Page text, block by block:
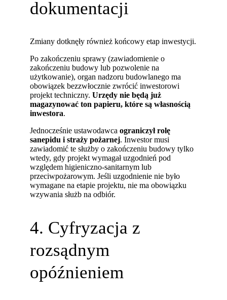
dokumentacji
Zmiany dotknęły również końcowy etap inwestycji.
Po zakończeniu sprawy (zawiadomienie o
zakończeniu budowy lub pozwolenie na
użytkowanie), organ nadzoru budowlanego ma
obowiązek bezzwłocznie zwrócić inwestorowi
projekt techniczny.Urzędy nie będą już
magazynować ton papieru, które są własnością
inwestora.
Jednocześnie ustawodawcaograniczył rolę
sanepidu i straży pożarnej. Inwestor musi
zawiadomić te służby o zakończeniu budowy tylko
wtedy, gdy projekt wymagał uzgodnień pod
względem higieniczno-sanitarnym lub
przeciwpożarowym. Jeśli uzgodnienie nie było
wymagane na etapie projektu, nie ma obowiązku
wzywania służb na odbiór.
4. Cyfryzacja z
rozsądnym
opóźnieniem